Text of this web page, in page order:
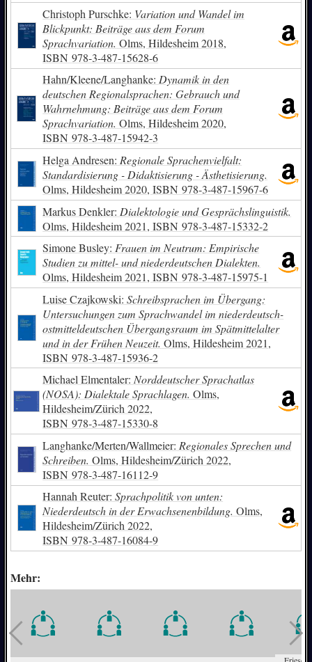
Christoph Purschke: Variation und Wandel im
Blickpunkt: Beiträge aus dem Forum
Sprachvariation. Olms, Hildesheim 2018,
ISBN978-3-487-15628-6
Hahn/Kleene/Langhanke: Dynamik in den
deutschen Regionalsprachen: Gebrauch und
Wahrnehmung: Beiträge aus dem Forum
Sprachvariation. Olms, Hildesheim 2020,
ISBN978-3-487-15942-3
Helga Andresen: Regionale Sprachenvielfalt:
Standardisierung - Didaktisierung - Ästhetisierung.
Olms, Hildesheim 2020,ISBN978-3-487-15967-6
Markus Denkler: Dialektologie und Gesprächslinguistik.
Olms, Hildesheim 2021,ISBN978-3-487-15332-2
Simone Busley: Frauen im Neutrum: Empirische
Studien zu mittel- und niederdeutschen Dialekten.
Olms, Hildesheim 2021,ISBN978-3-487-15975-1
Luise Czajkowski: Schreibsprachen im Übergang:
Untersuchungen zum Sprachwandel im niederdeutsch-
ostmitteldeutschen Übergangsraum im Spätmittelalter
und in der Frühen Neuzeit. Olms, Hildesheim 2021,
ISBN978-3-487-15936-2
Michael Elmentaler: Norddeutscher Sprachatlas
(NOSA): Dialektale Sprachlagen. Olms,
Hildesheim/Zürich 2022,
ISBN978-3-487-15330-8
Langhanke/Merten/Wallmeier: Regionales Sprechen und
Schreiben. Olms, Hildesheim/Zürich 2022,
ISBN978-3-487-16112-9
Hannah Reuter: Sprachpolitik von unten:
Niederdeutsch in der Erwachsenenbildung. Olms,
Hildesheim/Zürich 2022,
ISBN978-3-487-16084-9
Mehr: